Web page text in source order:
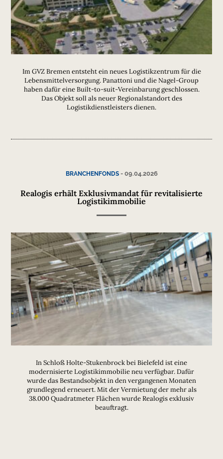
Im GVZ Bremen entsteht ein neues Logistikzentrum für die
Lebensmittelversorgung. Panattoni und die Nagel-Group
haben dafür eine Built-to-suit-Vereinbarung geschlossen.
Das Objekt soll als neuer Regionalstandort des
Logistikdienstleisters dienen.
BRANCHENFONDS- 09.04.2026
Realogis erhält Exklusivmandat für revitalisierte
Logistikimmobilie
In Schloß Holte-Stukenbrock bei Bielefeld ist eine
modernisierte Logistikimmobilie neu verfügbar. Dafür
wurde das Bestandsobjekt in den vergangenen Monaten
grundlegend erneuert. Mit der Vermietung der mehr als
38.000 Quadratmeter Flächen wurde Realogis exklusiv
beauftragt.